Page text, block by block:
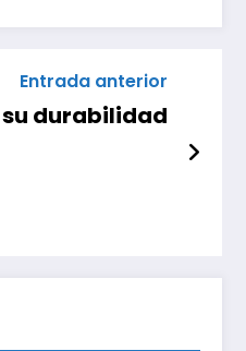
Entrada anterior
su durabilidad